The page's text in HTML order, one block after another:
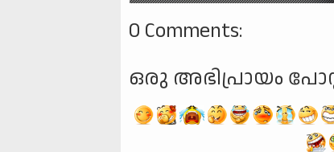
0 Comments:
ഒരു അഭിപ്രായം